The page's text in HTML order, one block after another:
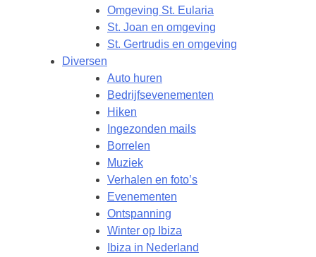
Omgeving St. Eularia
St. Joan en omgeving
St. Gertrudis en omgeving
Diversen
Auto huren
Bedrijfsevenementen
Hiken
Ingezonden mails
Borrelen
Muziek
Verhalen en foto’s
Evenementen
Ontspanning
Winter op Ibiza
Ibiza in Nederland